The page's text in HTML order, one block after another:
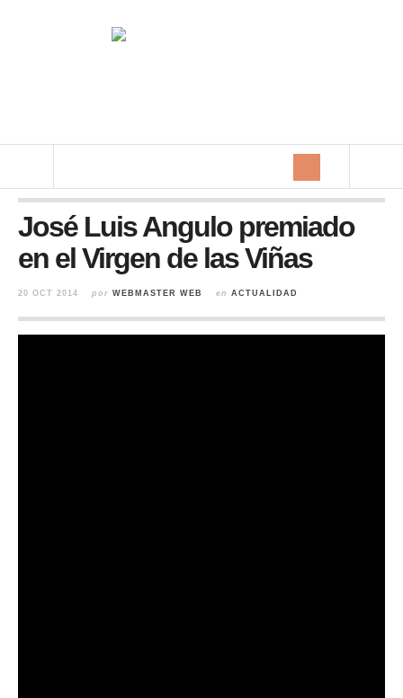
José Luis Angulo premiado
en el Virgen de las Viñas
20 OCT 2014 por WEBMASTER WEB en ACTUALIDAD